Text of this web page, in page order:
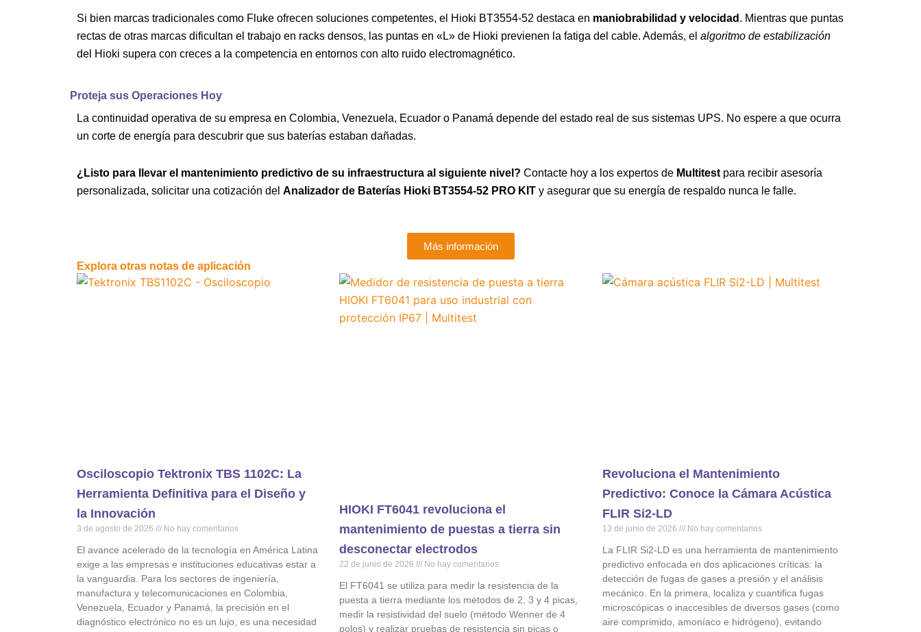
Si bien marcas tradicionales como Fluke ofrecen soluciones competentes, el Hioki BT3554-52 destaca en maniobrabilidad y velocidad . Mientras que puntas
rectas de otras marcas dificultan el trabajo en racks densos, las puntas en «L» de Hioki previenen la fatiga del cable. Además, el algoritmo de estabilización
del Hioki supera con creces a la competencia en entornos con alto ruido electromagnético.
Proteja sus Operaciones Hoy
La continuidad operativa de su empresa en Colombia, Venezuela, Ecuador o Panamá depende del estado real de sus sistemas UPS. No espere a que ocurra
un corte de energía para descubrir que sus baterías estaban dañadas.
¿Listo para llevar el mantenimiento predictivo de su infraestructura al siguiente nivel? Contacte hoy a los expertos de Multitest para recibir asesoría
personalizada, solicitar una cotización del Analizador de Baterías Hioki BT3554-52 PRO KIT y asegurar que su energía de respaldo nunca le falle.
Más información
Explora otras notas de aplicación
Osciloscopio Tektronix TBS 1102C: La
Herramienta Definitiva para el Diseño y
la Innovación
3 de agosto de 2026 No hay comentarios
El avance acelerado de la tecnología en América Latina
exige a las empresas e instituciones educativas estar a
la vanguardia. Para los sectores de ingeniería,
manufactura y telecomunicaciones en Colombia,
Venezuela, Ecuador y Panamá, la precisión en el
diagnóstico electrónico no es un lujo, es una necesidad
HIOKI FT6041 revoluciona el
mantenimiento de puestas a tierra sin
desconectar electrodos
22 de junio de 2026 No hay comentarios
El FT6041 se utiliza para medir la resistencia de la
puesta a tierra mediante los métodos de 2, 3 y 4 picas,
medir la resistividad del suelo (método Wenner de 4
polos) y realizar pruebas de resistencia sin picas o
Revoluciona el Mantenimiento
Predictivo: Conoce la Cámara Acústica
FLIR Si2-LD
13 de junio de 2026 No hay comentarios
La FLIR Si2-LD es una herramienta de mantenimiento
predictivo enfocada en dos aplicaciones críticas: la
detección de fugas de gases a presión y el análisis
mecánico. En la primera, localiza y cuantifica fugas
microscópicas o inaccesibles de diversos gases (como
aire comprimido, amoníaco e hidrógeno), evitando